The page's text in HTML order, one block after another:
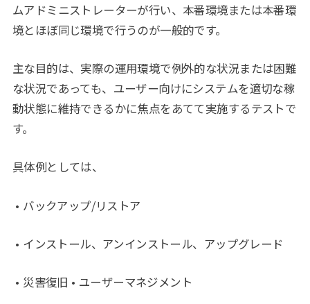
ムアドミニストレーターが行い、本番環境または本番環
境とほぼ同じ環境で行うのが一般的です。
主な目的は、実際の運用環境で例外的な状況または困難
な状況であっても、ユーザー向けにシステムを適切な稼
動状態に維持できるかに焦点をあてて実施するテストで
す。
具体例としては、
• バックアップ/リストア
• インストール、アンインストール、アップグレード
• 災害復旧 • ユーザーマネジメント